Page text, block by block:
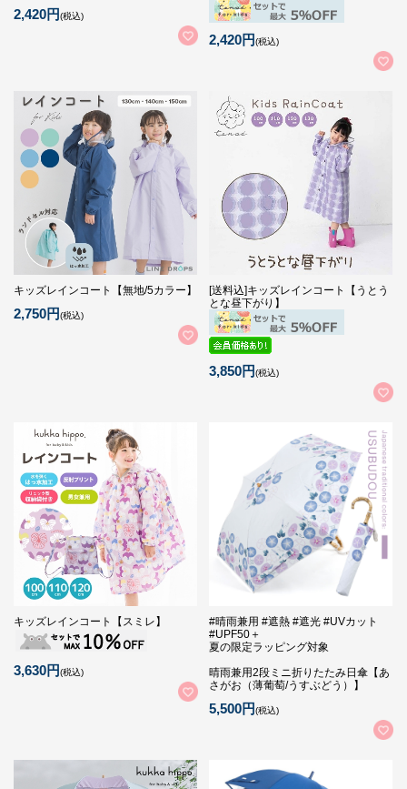
2,420円(税込)
2,420円(税込)
キッズレインコート【無地/5カラー】
2,750円(税込)
[送料込]キッズレインコート【うとう
とな昼下がり】
3,850円(税込)
キッズレインコート【スミレ】
3,630円(税込)
#晴雨兼用 #遮熱 #遮光 #UVカット
#UPF50＋
夏の限定ラッピング対象
晴雨兼用2段ミニ折りたたみ日傘【あ
さがお（薄葡萄/うすぶどう）】
5,500円(税込)